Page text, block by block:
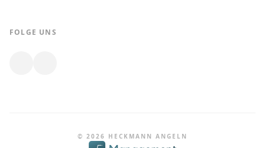
FOLGE UNS
© 2026 HECKMANN ANGELN